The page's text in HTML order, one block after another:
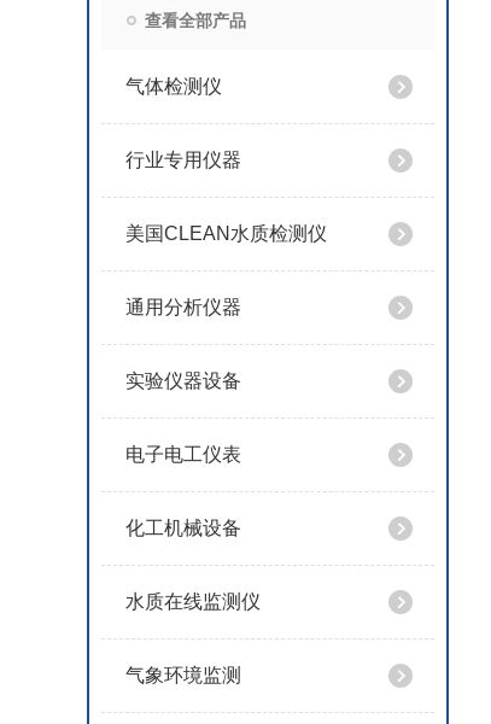
查看全部产品
气体检测仪
行业专用仪器
美国CLEAN水质检测仪
通用分析仪器
实验仪器设备
电子电工仪表
化工机械设备
水质在线监测仪
气象环境监测